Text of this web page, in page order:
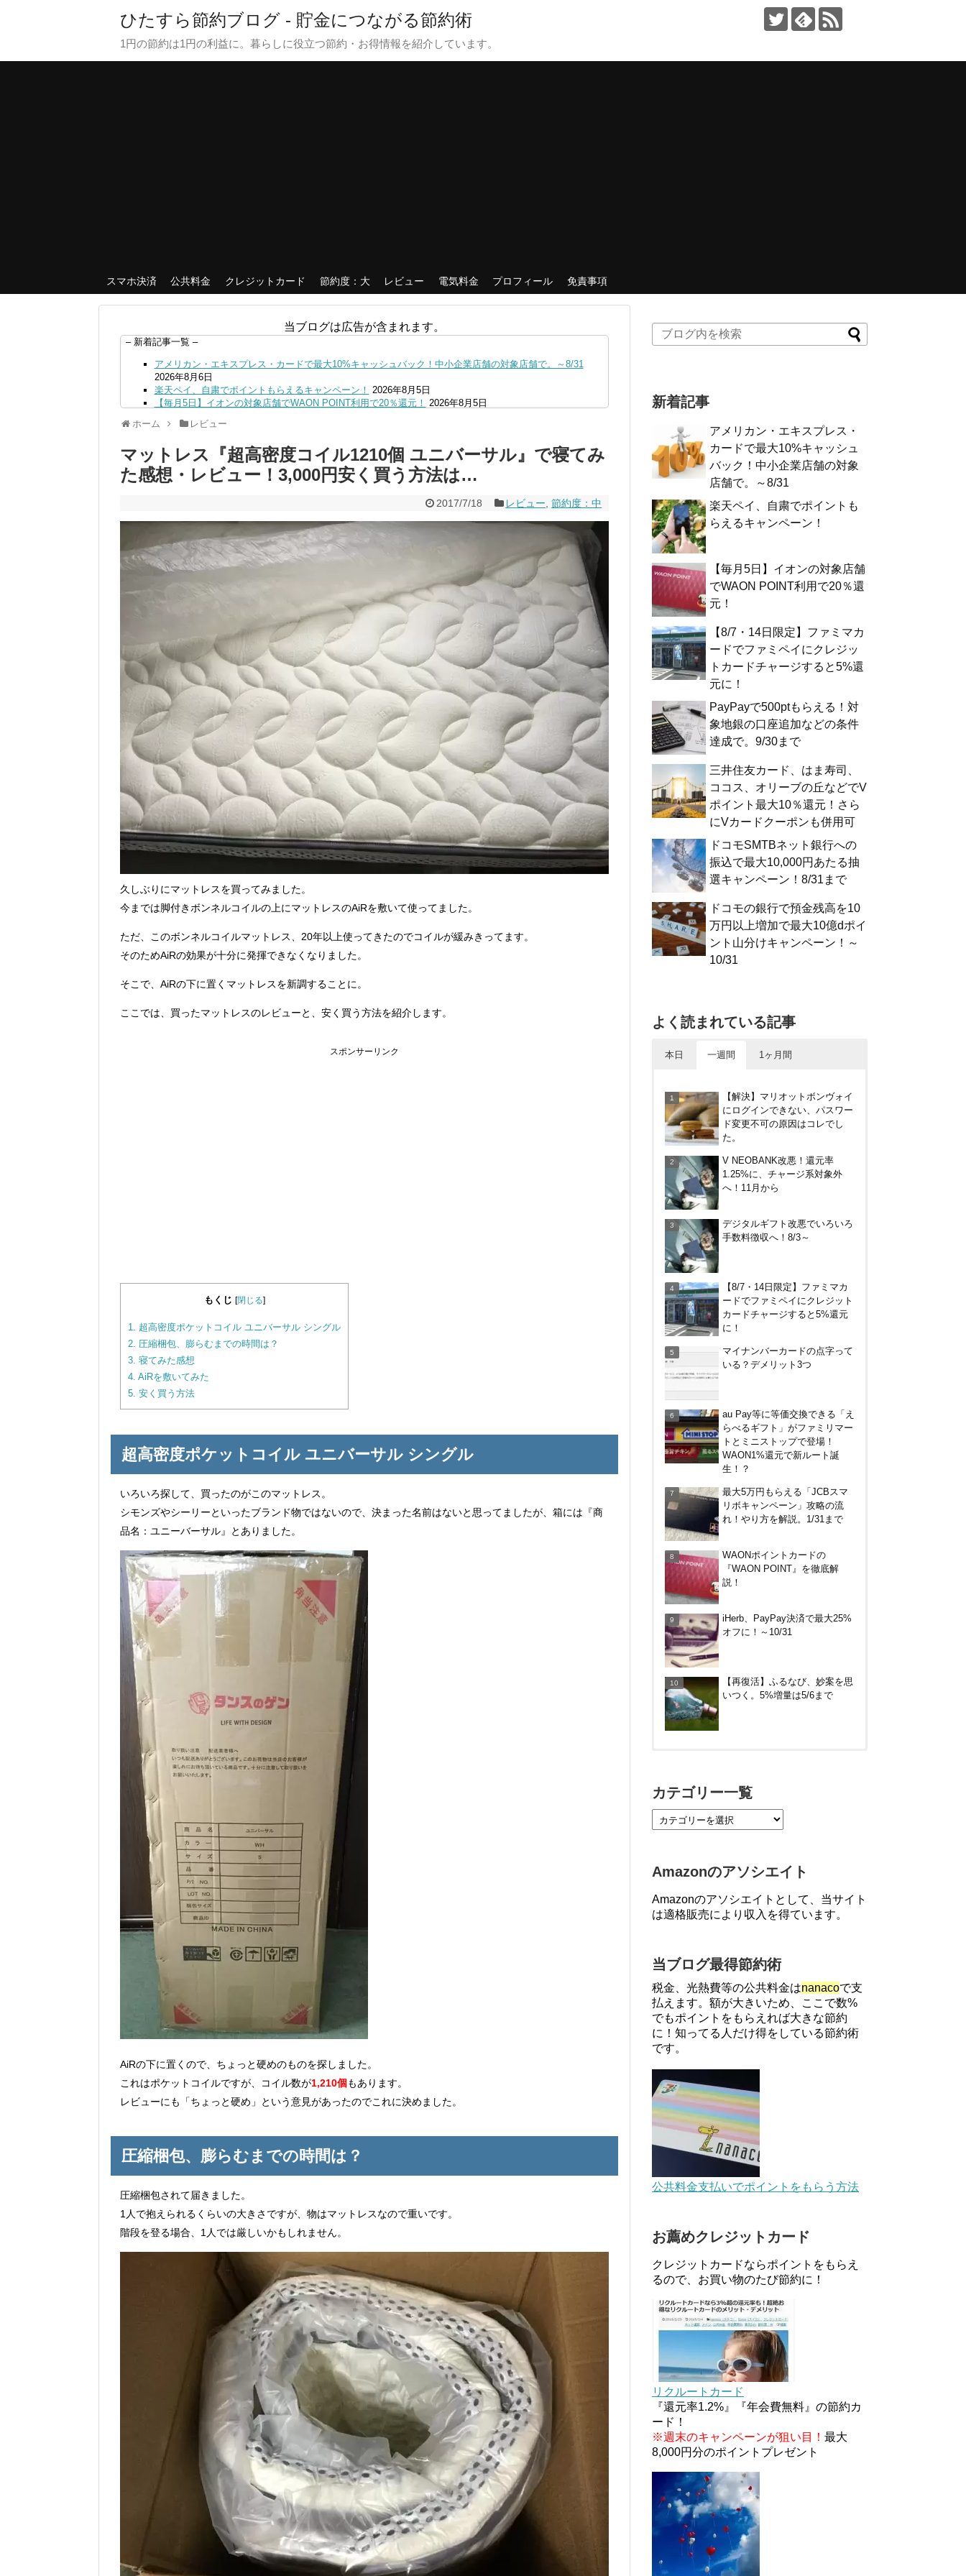
ひたすら節約ブログ - 貯金につながる節約術
1円の節約は1円の利益に。暮らしに役立つ節約・お得情報を紹介しています。
スマホ決済 公共料金 クレジットカード 節約度：大 レビュー 電気料金 プロフィール 免責事項
当ブログは広告が含まれます。
– 新着記事一覧 –
アメリカン・エキスプレス・カードで最大10%キャッシュバック！中小企業店舗の対象店舗で。～8/31
2026年8月6日
楽天ペイ、自粛でポイントもらえるキャンペーン！ 2026年8月5日
【毎月5日】イオンの対象店舗でWAON POINT利用で20％還元！ 2026年8月5日
4日
三井住友カード、はま寿司、ココス、オリーブの丘などでVポイント最大10％還元！さらにVカードクーポ
ンも併用可
2026年8月4日
ドコモSMTBネット銀行への振込で最大10,000円あたる抽選キャンペーン！8/31まで
デジタルギフト改悪でいろいろ手数料徴収へ！8/3～ 2026年8月1日
PayPayポイント→Vポイント交換でストア限定の制限を消す方法
Vポイントpay利用で最大10%還元！8/31まで
V NEOBANK改悪！還元率1.25%に、チャージ系対象外へ！11月から
ドットマネーが再開！8/12から。でも未完了のポイント有効期限が8月末まで？
2026年7月31日
【2026年夏】dポイント交換キャンペーンが見逃せない！最大15%増量のチャンス。8/1~31あたりまで
2026年7月31日
au PAY 残高チャージで最大10000円もらえる！じぶん銀行からチャージで抽選。8/31まで
2026年7月29日
ホーム レビュー
マットレス『超高密度コイル1210個 ユニバーサル』で寝てみ
た感想・レビュー！3,000円安く買う方法は…
2017/7/18 レビュー ,節約度：中
久しぶりにマットレスを買ってみました。
今までは脚付きボンネルコイルの上にマットレスのAiRを敷いて使ってました。
ただ、このボンネルコイルマットレス、20年以上使ってきたのでコイルが緩みきってます。
そのためAiRの効果が十分に発揮できなくなりました。
そこで、AiRの下に置くマットレスを新調することに。
ここでは、買ったマットレスのレビューと、安く買う方法を紹介します。
スポンサーリンク
もくじ [閉じる]
1. 超高密度ポケットコイル ユニバーサル シングル
2. 圧縮梱包、膨らむまでの時間は？
3. 寝てみた感想
4. AiRを敷いてみた
5. 安く買う方法
超高密度ポケットコイル ユニバーサル シングル
いろいろ探して、買ったのがこのマットレス。
シモンズやシーリーといったブランド物ではないので、決まった名前はないと思ってましたが、箱には『商
品名：ユニーバーサル』とありました。
AiRの下に置くので、ちょっと硬めのものを探しました。
これはポケットコイルですが、コイル数が1,210個もあります。
レビューにも「ちょっと硬め」という意見があったのでこれに決めました。
圧縮梱包、膨らむまでの時間は？
圧縮梱包されて届きました。
1人で抱えられるくらいの大きさですが、物はマットレスなので重いです。
階段を登る場合、1人では厳しいかもしれません。
新着記事
アメリカン・エキスプレス・
カードで最大10%キャッシュ
バック！中小企業店舗の対象
店舗で。～8/31
楽天ペイ、自粛でポイントも
らえるキャンペーン！
【毎月5日】イオンの対象店舗
でWAON POINT利用で20％還
元！
【8/7・14日限定】ファミマカ
ードでファミペイにクレジッ
トカードチャージすると5%還
元に！
PayPayで500ptもらえる！対
象地銀の口座追加などの条件
達成で。9/30まで
三井住友カード、はま寿司、
ココス、オリーブの丘などでV
ポイント最大10％還元！さら
にVカードクーポンも併用可
ドコモSMTBネット銀行への
振込で最大10,000円あたる抽
選キャンペーン！8/31まで
ドコモの銀行で預金残高を10
万円以上増加で最大10億dポイ
ント山分けキャンペーン！～
10/31
よく読まれている記事
本日 一週間 1ヶ月間
込で最大10,000円あたる抽選キ
ャンペーン！8/31まで
界王拳なみに金利を上げる鍵に
なる！オートチャージなどメリ
ット・デメリットまとめ
地銀の口座追加などの条件達成
で。9/30まで
が。無料らしいので加入したけ
ど勧誘ヤバいかな
ードでファミペイにクレジット
カードチャージすると5%還元
クを牽制！？知っておきたい利
用条件と注意点
楽天ペイ、自粛でポイントもら
西の公共交通機関、札幌市営地
下鉄で。～12/14
年利0.7％～0.9％！
【解決】マリオットボンヴォイ
にログインできない、パスワー
ド変更不可の原因はコレでし
た。
V NEOBANK改悪！還元率
1.25%に、チャージ系対象外
へ！11月から
デジタルギフト改悪でいろいろ
手数料徴収へ！8/3～
【8/7・14日限定】ファミマカ
ードでファミペイにクレジット
カードチャージすると5%還元
に！
マイナンバーカードの点字って
いる？デメリット3つ
au Pay等に等価交換できる「え
らべるギフト」がファミリマー
トとミニストップで登場！
WAON1%還元で新ルート誕
生！？
最大5万円もらえる「JCBスマ
リボキャンペーン」攻略の流
れ！やり方を解説。1/31まで
WAONポイントカードの
『WAON POINT』を徹底解
説！
iHerb、PayPay決済で最大25%
オフに！～10/31
【再復活】ふるなび、妙案を思
いつく。5%増量は5/6まで
朝まで
【7/21まで】エアウォレット
元、登録、紹介コード wtffz4c
【2倍増量】PayPayカード、ま
るごとフラットリボ登録と3回
ソニーフィナンシャルグループ
の株主限定！2万円もらえる口
座開設キャンペーン。7/31まで
【解決】マリオットボンヴォイ
【対象者限定】楽天ペイで決済
すると最大300ポイントキャン
ペーン！～6/1
JCBカードWでApple Pay追加
る方法
カードPoint＋で最大2%還元！
が良い？条件などまとめ
マイナンバーカードの点字って
いる？デメリット3つ
au Pay等に等価交換できる「え
らべるギフト」がファミリマー
トとミニストップで登場！
WAON1%還元で新ルート誕
生！？
カテゴリー一覧
Amazonのアソシエイト
Amazonのアソシエイトとして、当サイト
は適格販売により収入を得ています。
当ブログ最得節約術
税金、光熱費等の公共料金はnanacoで支
払えます。額が大きいため、ここで数%
でもポイントをもらえれば大きな節約
に！知ってる人だけ得をしている節約術
です。
公共料金支払いでポイントをもらう方法
お薦めクレジットカード
クレジットカードならポイントをもらえ
るので、お買い物のたび節約に！
リクルートカード
『還元率1.2%』『年会費無料』の節約カ
ード！
※週末のキャンペーンが狙い目！ 最大
8,000円分のポイントプレゼント